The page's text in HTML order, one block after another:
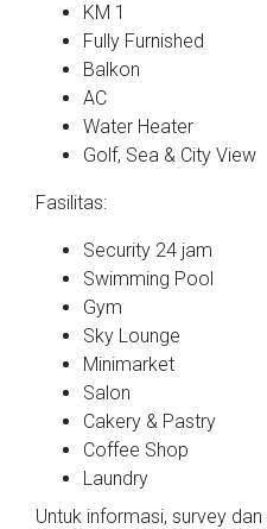
KM 1
Fully Furnished
Balkon
AC
Water Heater
Golf, Sea & City View
Fasilitas:
Security 24 jam
Swimming Pool
Gym
Sky Lounge
Minimarket
Salon
Cakery & Pastry
Coffee Shop
Laundry
Untuk informasi, survey